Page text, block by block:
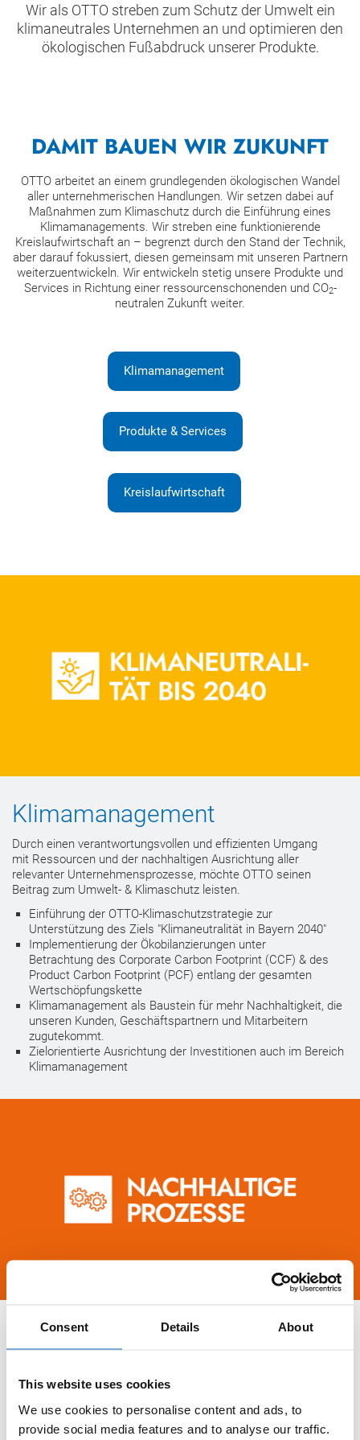
Consent Details About
This website uses cookies
We use cookies to personalise content and ads, to
provide social media features and to analyse our traffic.
Wir als OTTO streben zum Schutz der Umwelt ein
klimaneutrales Unternehmen an und optimieren den
ökologischen Fußabdruck unserer Produkte.
DAMIT BAUEN WIR ZUKUNFT
OTTO arbeitet an einem grundlegenden ökologischen Wandel
aller unternehmerischen Handlungen. Wir setzen dabei auf
Maßnahmen zum Klimaschutz durch die Einführung eines
Klimamanagements. Wir streben eine funktionierende
Kreislaufwirtschaft an – begrenzt durch den Stand der Technik,
aber darauf fokussiert, diesen gemeinsam mit unseren Partnern
weiterzuentwickeln. Wir entwickeln stetig unsere Produkte und
Services in Richtung einer ressourcenschonenden und CO2-
neutralen Zukunft weiter.
Klimamanagement
Produkte & Services
Kreislaufwirtschaft
Klimamanagement
Durch einen verantwortungsvollen und effizienten Umgang
mit Ressourcen und der nachhaltigen Ausrichtung aller
relevanter Unternehmensprozesse, möchte OTTO seinen
Beitrag zum Umwelt- & Klimaschutz leisten.​
Einführung der OTTO-Klimaschutzstrategie zur
Unterstützung des Ziels "Klimaneutralität in Bayern 2040"
Implementierung der Ökobilanzierungen unter
Betrachtung des Corporate Carbon Footprint (CCF) & des
Product Carbon Footprint (PCF) entlang der gesamten
Wertschöpfungskette
Klimamanagement als Baustein für mehr Nachhaltigkeit, die
unseren Kunden, Geschäftspartnern und Mitarbeitern
zugutekommt.
Zielorientierte Ausrichtung der Investitionen auch im Bereich
Klimamanagement
Produkte & Services
innovative Lösungen entsprechend den Anforderungen unserer
technischen Fortschritt und die Leistungsfähigkeit unserer
Lieferanten.